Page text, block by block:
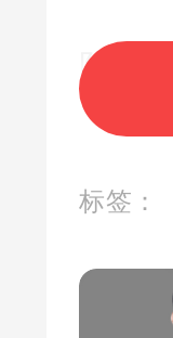
降容
密
适度
标签：